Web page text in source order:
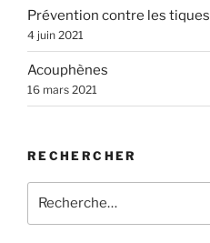
Prévention contre les tiques
4 juin 2021
Acouphènes
16 mars 2021
RECHERCHER
pour